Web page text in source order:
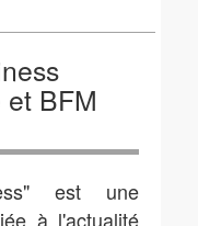
BFM
est une
à l'actualité